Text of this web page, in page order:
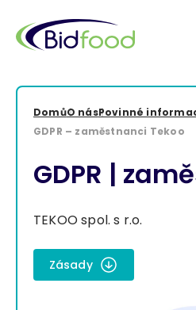
hlavnímu
obsahu
Drobečková
navigace
DomůO násPovinné
GDPR – zaměstnanci Tekoo
GDPR |
TEKOO spol. s r.o.
Zásady